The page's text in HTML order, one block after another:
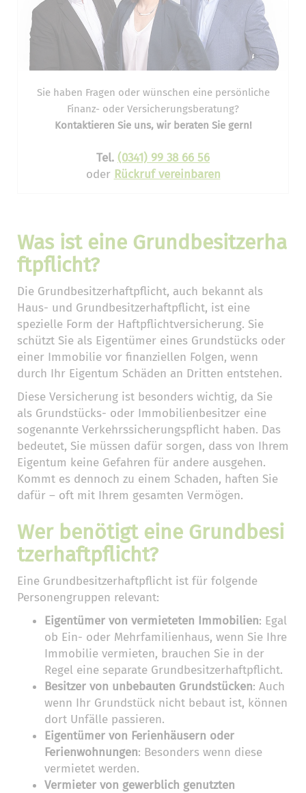
Sie haben Fragen oder wünschen eine persönliche
Finanz- oder Versicherungsberatung?
Kontaktieren Sie uns, wir beraten Sie gern!
Tel. (0341) 99 38 66 56
oder Rückruf vereinbaren
Was ist eine Grundbesitzerha
ftpflicht?
Die Grundbesitzerhaftpflicht, auch bekannt als
Haus- und Grundbesitzerhaftpflicht, ist eine
spezielle Form der Haftpflichtversicherung. Sie
schützt Sie als Eigentümer eines Grundstücks oder
einer Immobilie vor finanziellen Folgen, wenn
durch Ihr Eigentum Schäden an Dritten entstehen.
Diese Versicherung ist besonders wichtig, da Sie
als Grundstücks- oder Immobilienbesitzer eine
sogenannte Verkehrssicherungspflicht haben. Das
bedeutet, Sie müssen dafür sorgen, dass von Ihrem
Eigentum keine Gefahren für andere ausgehen.
Kommt es dennoch zu einem Schaden, haften Sie
dafür – oft mit Ihrem gesamten Vermögen.
Wer benötigt eine Grundbesi
tzerhaftpflicht?
Eine Grundbesitzerhaftpflicht ist für folgende
Personengruppen relevant:
Eigentümer von vermieteten Immobilien: Egal
ob Ein- oder Mehrfamilienhaus, wenn Sie Ihre
Immobilie vermieten, brauchen Sie in der
Regel eine separate Grundbesitzerhaftpflicht.
Besitzer von unbebauten Grundstücken: Auch
wenn Ihr Grundstück nicht bebaut ist, können
dort Unfälle passieren.
Eigentümer von Ferienhäusern oder
Ferienwohnungen: Besonders wenn diese
vermietet werden.
Vermieter von gewerblich genutzten